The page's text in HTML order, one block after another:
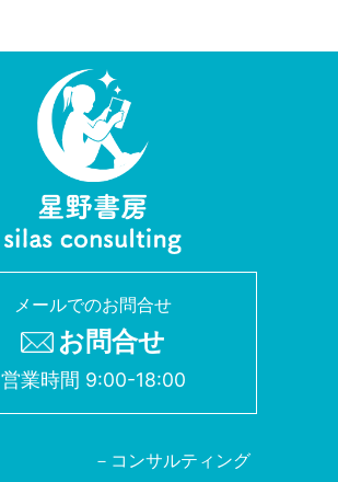
メールでのお問合せ
お問合せ
営業時間 9:00-18:00
コンサルティング